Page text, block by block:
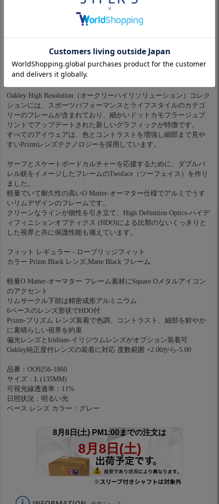
※パソコンやスマホによっては実際の色と多少異なる場合があり
製品仕様
Oakley High Resolution（オークリーハイリソリューション）コレク
ションには、スポーツパフォーマンスとライフスタイルのカテゴ
リーのフレームが含まれており、細かいドットカモフラージュプ
リントでアップデートされた新しいグラフィックが特徴です。
すべてのアイウェアは、色とコントラストを増強し細部まで見や
すいPrizmレンズテクノロジーを採用しています。
サーフとスケートボードカルチャーを応援するために、ダブルバ
レル銃をイメージしたフレームのTwoface（ツーフェイス）を作り
ました。
軽量でいて耐久性の高いO Matter‐オーマター仕様でアルミでうす
いリムデザインのフレームです。
クリーンなラインが個性を引き立て、High Definition Optics-ハイデ
ィフィニションオプティクス (HDO)による比類のないくっきりと
した視界と共に保護性能も備えています。
フィット レギュラー - ローブリッジフィット
カラー Prizm Black レンズ,Matte Black フレーム
軽量O Matter‐オーマター フレーム素材にSquare Oメタルアイコン
のアクセント
リムサークル下部は精密成形アルミニウム
6ベースのレンズ形状でHDO付
Prizm‐プリズム レンズ装着で色調、コントラスト、細部を鮮やか
に素晴らしい視界を約束
偏光レンズとIridium‐イリジウムレンズがオプション装着可
Oakley純正度付レンズの装着に対応 度数範囲 +2.00から-5.00
品番：OO9256-1860
サイズ：L (135MM)
可視光線透過率：11%
日照状況：明るい光
ベース レンズ カラー：グレー
※スリーブ付きシャフトは対象外